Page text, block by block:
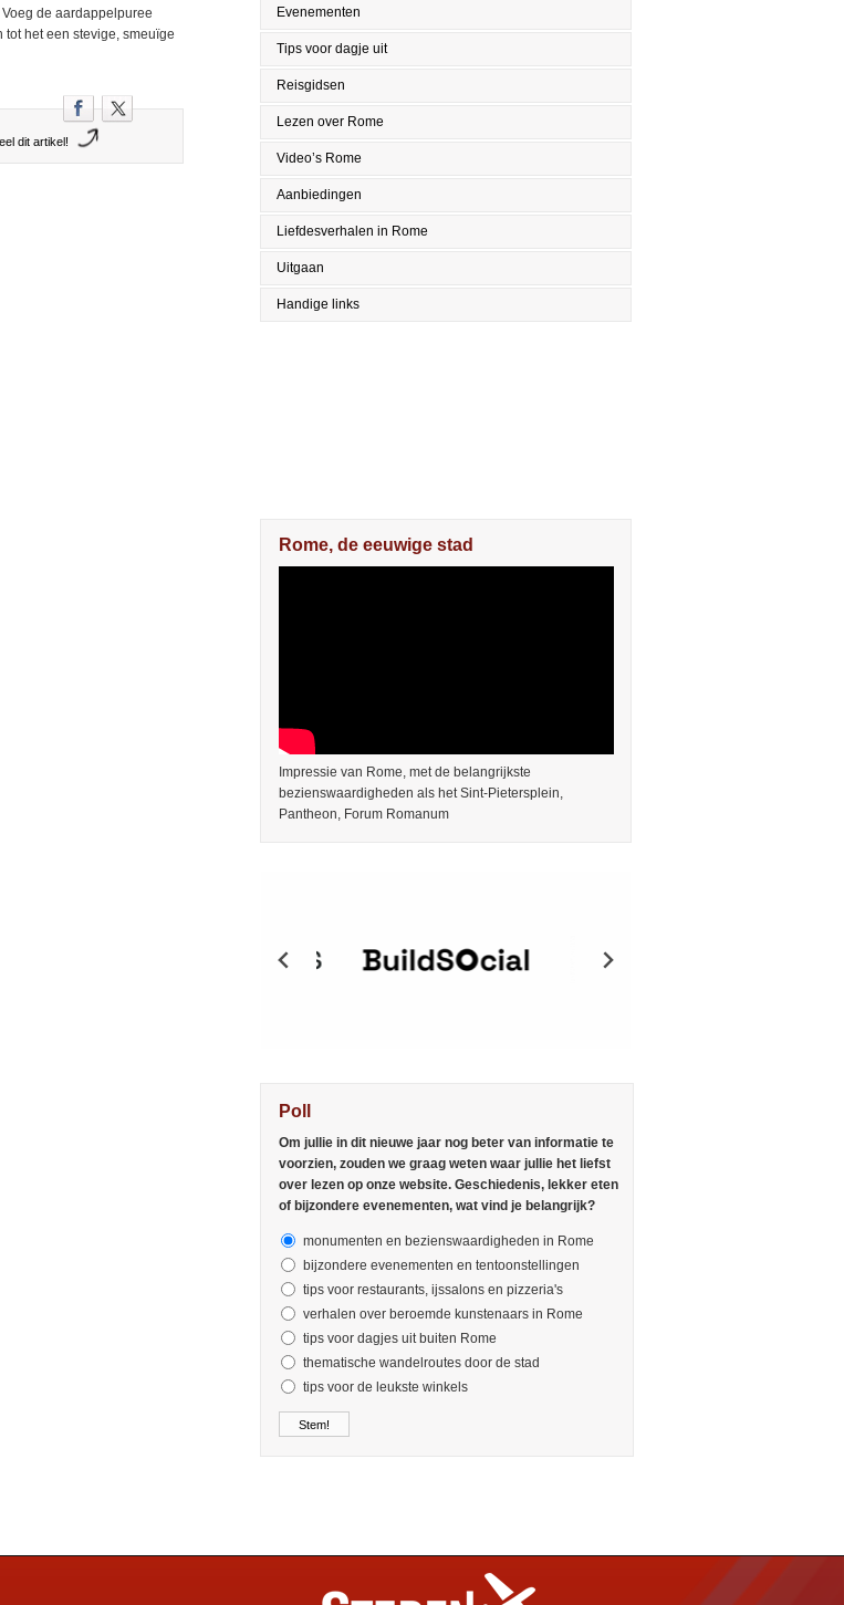
de aardappelpuree
het een stevige, smeuïge
dit artikel!
Evenementen
Tips voor dagje uit
Reisgidsen
Lezen over Rome
Video’s Rome
Aanbiedingen
Liefdesverhalen in Rome
Uitgaan
Handige links
Rome, de eeuwige stad
Impressie van Rome, met de belangrijkste
bezienswaardigheden als het Sint-Pietersplein,
Pantheon, Forum Romanum
Poll
Om jullie in dit nieuwe jaar nog beter van informatie te
voorzien, zouden we graag weten waar jullie het liefst
over lezen op onze website. Geschiedenis, lekker eten
of bijzondere evenementen, wat vind je belangrijk?
monumenten en bezienswaardigheden in Rome
bijzondere evenementen en tentoonstellingen
tips voor restaurants, ijssalons en pizzeria's
verhalen over beroemde kunstenaars in Rome
tips voor dagjes uit buiten Rome
thematische wandelroutes door de stad
tips voor de leukste winkels